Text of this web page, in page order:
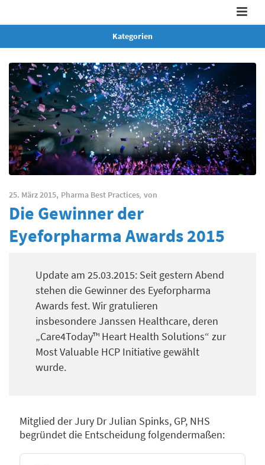
Kategorien
25. März 2015, Pharma Best Practices, von
Die Gewinner der
Eyeforpharma Awards 2015
Update am 25.03.2015: Seit gestern Abend
stehen die Gewinner des Eyeforpharma
Awards fest. Wir gratulieren
insbesondere Janssen Healthcare, deren
„Care4Today™ Heart Health Solutions“ zur
Most Valuable HCP Initiative gewählt
wurde.
Mitglied der Jury Dr Julian Spinks, GP, NHS
begründet die Entscheidung folgendermaßen: